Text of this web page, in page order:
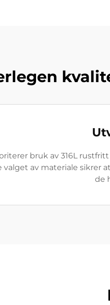
bruk av 316L
av materiale sikrer
de